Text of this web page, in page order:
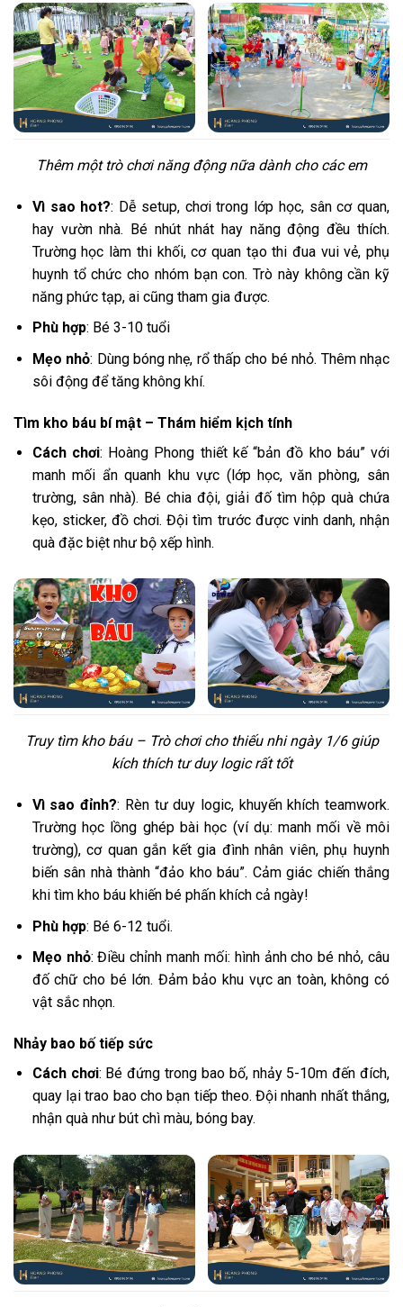
Thêm một trò chơi năng động nữa dành cho các em
Vì sao hot?: Dễ setup, chơi trong lớp học, sân cơ quan,
hay vườn nhà. Bé nhút nhát hay năng động đều thích.
Trường học làm thi khối, cơ quan tạo thi đua vui vẻ, phụ
huynh tổ chức cho nhóm bạn con. Trò này không cần kỹ
năng phức tạp, ai cũng tham gia được.
Phù hợp: Bé 3-10 tuổi
Mẹo nhỏ: Dùng bóng nhẹ, rổ thấp cho bé nhỏ. Thêm nhạc
sôi động để tăng không khí.
Tìm kho báu bí mật – Thám hiểm kịch tính
Cách chơi: Hoàng Phong thiết kế “bản đồ kho báu” với
manh mối ẩn quanh khu vực (lớp học, văn phòng, sân
trường, sân nhà). Bé chia đội, giải đố tìm hộp quà chứa
kẹo, sticker, đồ chơi. Đội tìm trước được vinh danh, nhận
quà đặc biệt như bộ xếp hình.
Truy tìm kho báu – Trò chơi cho thiếu nhi ngày 1/6 giúp
kích thích tư duy logic rất tốt
Vì sao đỉnh?: Rèn tư duy logic, khuyến khích teamwork.
Trường học lồng ghép bài học (ví dụ: manh mối về môi
trường), cơ quan gắn kết gia đình nhân viên, phụ huynh
biến sân nhà thành “đảo kho báu”. Cảm giác chiến thắng
khi tìm kho báu khiến bé phấn khích cả ngày!
Phù hợp: Bé 6-12 tuổi.
Mẹo nhỏ: Điều chỉnh manh mối: hình ảnh cho bé nhỏ, câu
đố chữ cho bé lớn. Đảm bảo khu vực an toàn, không có
vật sắc nhọn.
Nhảy bao bố tiếp sức
Cách chơi: Bé đứng trong bao bố, nhảy 5-10m đến đích,
quay lại trao bao cho bạn tiếp theo. Đội nhanh nhất thắng,
nhận quà như bút chì màu, bóng bay.